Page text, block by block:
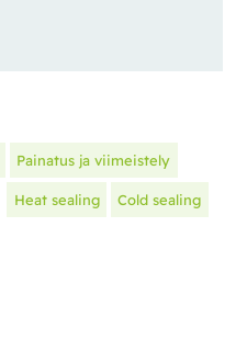
Painatus ja viimeistely
Heat sealing Cold sealing